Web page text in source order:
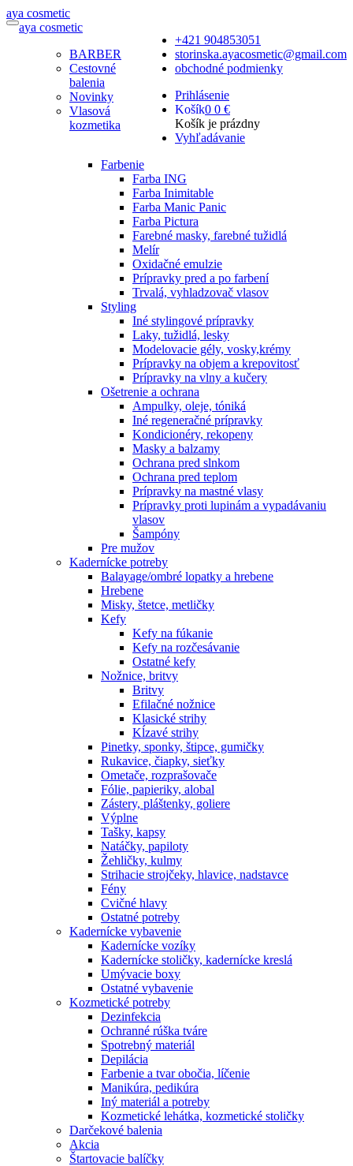
aya cosmetic
+421 904853051
storinska.ayacosmetic@gmail.com
obchodné podmienky
Prihlásenie
Košík0 0 €
Košík je prázdny
Vyhľadávanie
aya cosmetic
BARBER
Cestovné
balenia
Novinky
Vlasová
kozmetika
Farbenie
Farba ING
Farba Inimitable
Farba Manic Panic
Farba Pictura
Farebné masky, farebné tužidlá
Melír
Oxidačné emulzie
Prípravky pred a po farbení
Trvalá, vyhladzovač vlasov
Styling
Iné stylingové prípravky
Laky, tužidlá, lesky
Modelovacie gély, vosky,krémy
Prípravky na objem a krepovitosť
Prípravky na vlny a kučery
Ošetrenie a ochrana
Ampulky, oleje, tóniká
Iné regeneračné prípravky
Kondicionéry, rekopeny
Masky a balzamy
Ochrana pred slnkom
Ochrana pred teplom
Prípravky na mastné vlasy
Prípravky proti lupinám a vypadávaniu
vlasov
Šampóny
Pre mužov
Kadernícke potreby
Balayage/ombré lopatky a hrebene
Hrebene
Misky, štetce, metličky
Kefy
Kefy na fúkanie
Kefy na rozčesávanie
Ostatné kefy
Nožnice, britvy
Britvy
Efilačné nožnice
Klasické strihy
Kĺzavé strihy
Pinetky, sponky, štipce, gumičky
Rukavice, čiapky, sieťky
Ometače, rozprašovače
Fólie, papieriky, alobal
Zástery, pláštenky, goliere
Výplne
Tašky, kapsy
Natáčky, papiloty
Žehličky, kulmy
Strihacie strojčeky, hlavice, nadstavce
Fény
Cvičné hlavy
Ostatné potreby
Kadernícke vybavenie
Kadernícke vozíky
Kadernícke stoličky, kadernícke kreslá
Umývacie boxy
Ostatné vybavenie
Kozmetické potreby
Dezinfekcia
Ochranné rúška tváre
Spotrebný materiál
Depilácia
Farbenie a tvar obočia, líčenie
Manikúra, pedikúra
Iný materiál a potreby
Kozmetické lehátka, kozmetické stoličky
Darčekové balenia
Akcia
Štartovacie balíčky